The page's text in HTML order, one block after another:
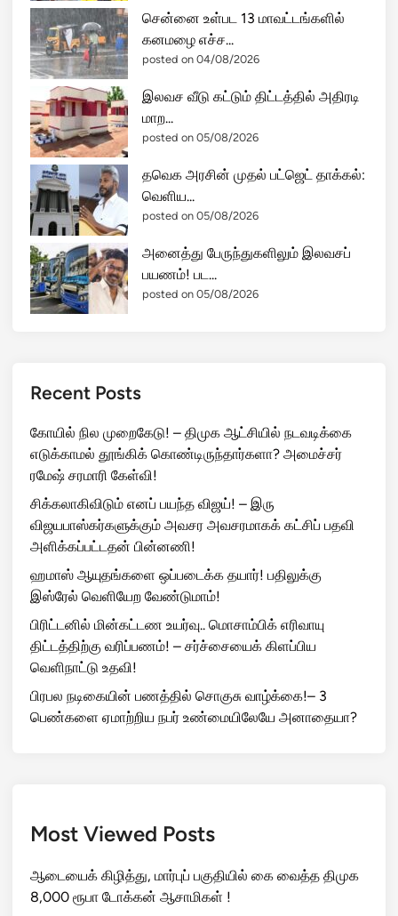
சென்னை உள்பட 13 மாவட்டங்களில்
கனமழை எச்ச...
posted on 04/08/2026
இலவச வீடு கட்டும் திட்டத்தில் அதிரடி
மாற...
posted on 05/08/2026
தவெக அரசின் முதல் பட்ஜெட் தாக்கல்:
வெளிய...
posted on 05/08/2026
அனைத்து பேருந்துகளிலும் இலவசப்
பயணம்! பட...
posted on 05/08/2026
Recent Posts
கோயில் நில முறைகேடு! – திமுக ஆட்சியில் நடவடிக்கை
எடுக்காமல் தூங்கிக் கொண்டிருந்தார்களா? அமைச்சர்
ரமேஷ் சரமாரி கேள்வி!
சிக்கலாகிவிடும் எனப் பயந்த விஜய்! – இரு
விஜயபாஸ்கர்களுக்கும் அவசர அவசரமாகக் கட்சிப் பதவி
அளிக்கப்பட்டதன் பின்னணி!
ஹமாஸ் ஆயுதங்களை ஒப்படைக்க தயார்! பதிலுக்கு
இஸ்ரேல் வெளியேற வேண்டுமாம்!
பிரிட்டனில் மின்கட்டண உயர்வு.. மொசாம்பிக் எரிவாயு
திட்டத்திற்கு வரிப்பணம்! – சர்ச்சையைக் கிளப்பிய
வெளிநாட்டு உதவி!
பிரபல நடிகையின் பணத்தில் சொகுசு வாழ்க்கை!– 3
பெண்களை ஏமாற்றிய நபர் உண்மையிலேயே அனாதையா?
Most Viewed Posts
ஆடையைக் கிழித்து, மார்புப் பகுதியில் கை வைத்த திமுக
8,000 ரூபா டோக்கன் ஆசாமிகள் !